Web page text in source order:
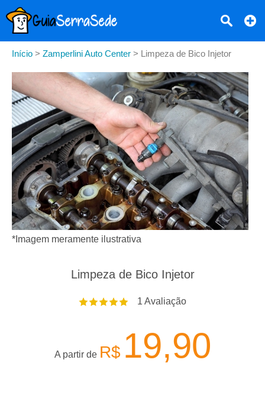
Início > Zamperlini Auto Center > Limpeza de Bico Injetor
*Imagem meramente ilustrativa
Limpeza de Bico Injetor
1 Avaliação
A partir de R$ 19,90